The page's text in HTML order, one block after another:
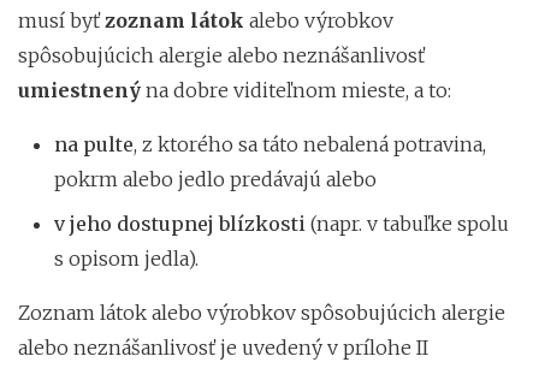
musí byťzoznam látok alebo výrobkov
spôsobujúcich alergie alebo neznášanlivosť
umiestnený na dobre viditeľnom mieste, a to:
na pulte, z ktorého sa táto nebalená potravina,
pokrm alebo jedlo predávajú alebo
v jeho dostupnej blízkosti (napr. v tabuľke spolu
s opisom jedla).
Zoznam látok alebo výrobkov spôsobujúcich alergie
alebo neznášanlivosť je uvedený v prílohe II